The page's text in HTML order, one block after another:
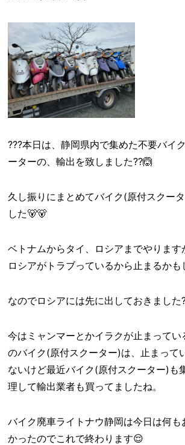
???本日は、静岡県内で集めた不要バイ
ーターの、輸出を致しました??🙆
久し振りにまとめてバイク(原付スクー
した🐻🐻
ベトナムからタイ、ロシアまでやります
ロシアがトラブっているから止まるかも
なのでロシアには先に出しておきました
今はミャンマーとかイラクが止まって
のバイク(原付スクーター)は、止まって
ないけど最近バイク(原付スクーター)も
理して輸出業者も買ってましたね。
バイク廃車ライトナウ静岡は今日は何
かったのでこれで終わります😌